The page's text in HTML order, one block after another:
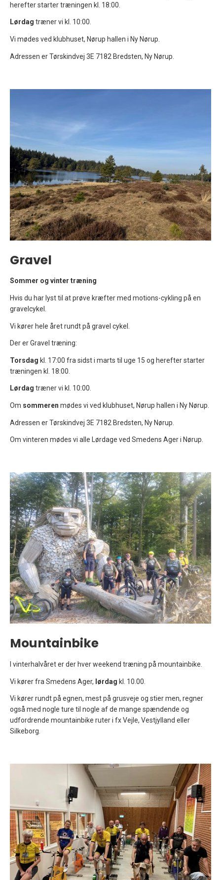
herefter starter træningen kl. 18:00.
Lørdag træner vi kl. 10:00.
Vi mødes ved klubhuset, Nørup hallen i Ny Nørup.
Adressen er Tørskindvej 3E 7182 Bredsten, Ny Nørup.
Gravel
Sommer og vinter træning
Hvis du har lyst til at prøve kræfter med motions-cykling på en
gravelcykel.
Vi kører hele året rundt på gravel cykel.
Der er Gravel træning:
Torsdag kl. 17:00 fra sidst i marts til uge 15 og herefter starter
træningen kl. 18:00.
Lørdag træner vi kl. 10:00.
Om sommeren mødes vi ved klubhuset, Nørup hallen i Ny Nørup.
Adressen er Tørskindvej 3E 7182 Bredsten, Ny Nørup.
Om vinteren mødes vi alle Lørdage ved Smedens Ager i Nørup.
Mountainbike
I vinterhalvåret er der hver weekend træning på mountainbike.
Vi kører fra Smedens Ager, lørdag kl. 10.00.
Vi kører rundt på egnen, mest på grusveje og stier men, regner
også med nogle ture til nogle af de mange spændende og
udfordrende mountainbike ruter i fx Vejle, Vestjylland eller
Silkeborg.